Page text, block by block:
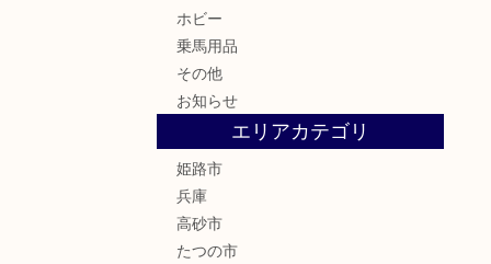
ホビー
乗馬用品
その他
お知らせ
エリアカテゴリ
姫路市
兵庫
高砂市
たつの市